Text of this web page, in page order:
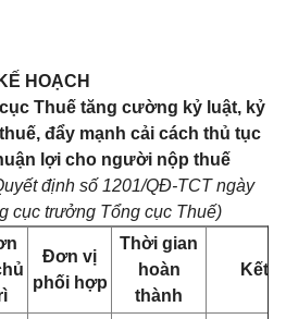
KẾ HOẠCH
Thuế tăng cường kỷ luật, kỷ
đẩy mạnh cải cách thủ tục
lợi cho người nộp thuế
định số1201/QĐ-TCT ngày
cục trưởng Tổng cục Thuế)
Đơn vị
phối hợp
Thời gian
hoàn
thành
Kết